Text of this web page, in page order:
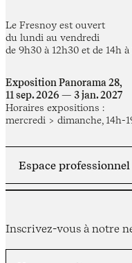
Le Fresnoy est ouvert
du lundi au vendredi
de 9h30 à 12h30 et de 14h à
Exposition Panorama 28,
11 sep. 2026 — 3 jan. 2027
Horaires expositions :
mercredi > dimanche, 14h-
Inscrivez-vous à notre